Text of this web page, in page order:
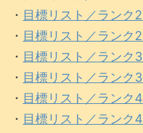
・ 目標リスト／ランク
・ 目標リスト／ランク
・ 目標リスト／ランク
・ 目標リスト／ランク
・ 目標リスト／ランク
・ 目標リスト／ランク